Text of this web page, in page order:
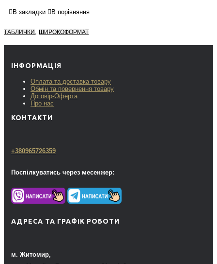
В закладки В порівняння
ТАБЛИЧКИ , ШИРОКОФОРМАТ
ІНФОРМАЦІЯ
Оплата та доставка товару
Обмін та повернення товару
Договір-Оферта
Про нас
КОНТАКТИ
+380965726359
Поспілкуватись через месенжер:
АДРЕСА ТА ГРАФІК РОБОТИ
м. Житомир,